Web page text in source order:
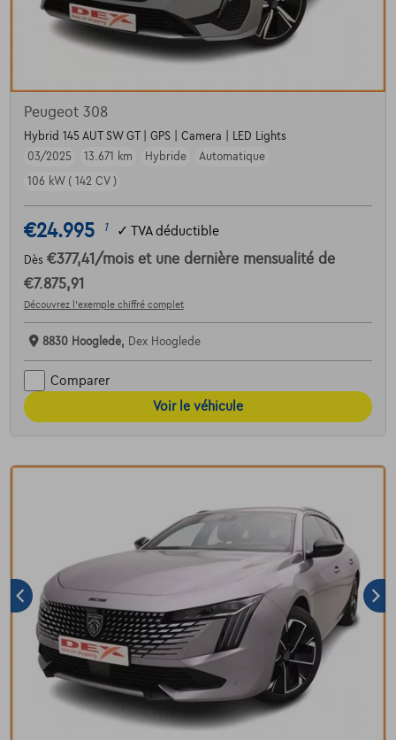
Peugeot 308
Hybrid 145 AUT SW GT | GPS | Camera | LED Lights
03/2025
13.671 km Hybride
Automatique
106 kW ( 142 CV )
€24.995 1 ✓ TVA déductible
Dès €377,41 /mois et une dernière mensualité de
€7.875,91
Découvrez l’exemple chiffré complet
8830 Hooglede, Dex Hooglede
Comparer
Voir le véhicule